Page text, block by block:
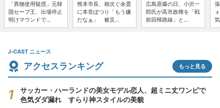
「異物使用疑惑」元韓
国セーブ王、出場停止
明けマウンドで...
熊本市長、相次ぐ余震
に本音ぽつり「もう嫌
だなぁ」 被災...
広島原爆の日、小沢一
郎氏が高市政権を「戦
前回帰路線」と...
J-CAST ニュース
アクセスランキング もっと見る
サッカー・ハーランドの美女モデル恋人、超ミニ丈ワンピで
色気ダダ漏れ すらり神スタイルの美貌